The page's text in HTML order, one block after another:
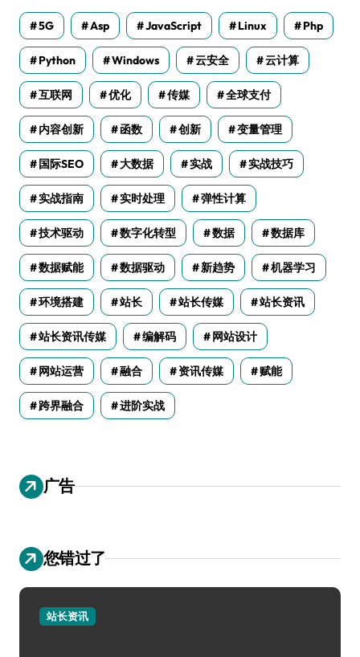
5G Asp JavaScript Linux Php
Python Windows 云安全 云计算
互联网 优化 传媒 全球支付
内容创新 函数 创新 变量管理
国际SEO 大数据 实战 实战技巧
实战指南 实时处理 弹性计算
技术驱动 数字化转型 数据 数据库
数据赋能 数据驱动 新趋势 机器学习
环境搭建 站长 站长传媒 站长资讯
站长资讯传媒 编解码 网站设计
网站运营 融合 资讯传媒 赋能
跨界融合 进阶实战
广告
您错过了
站长资讯